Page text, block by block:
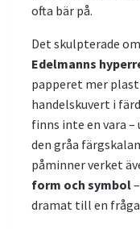
ofta bär på.
Det skulpterade
Edelmanns
papperet mer
handelskuvert i
finns inte en vara
den gråa
påminner verket
form och symbol
dramat till en